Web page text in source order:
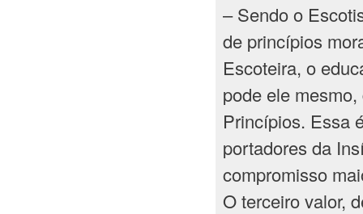
– Sendo o
de princípios
Escoteira, o
pode ele
Princípios. Essa
portadores da
compromisso
O terceiro valor,